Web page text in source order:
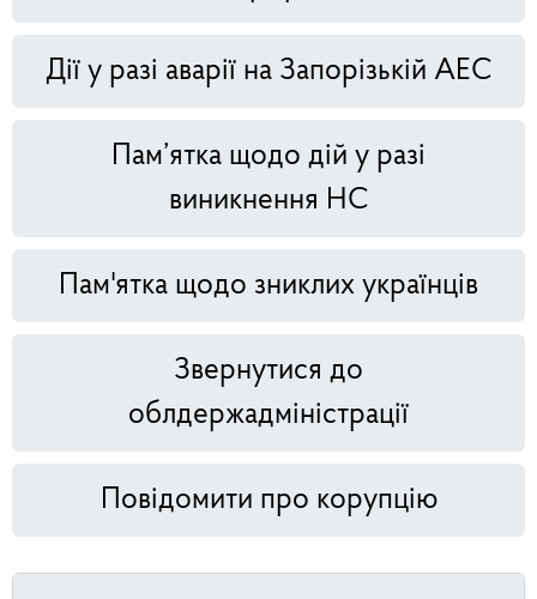
Дії у разі аварії на Запорізькій АЕС
Пам’ятка щодо дій у разі
виникнення НС
Пам'ятка щодо зниклих українців
Звернутися до
облдержадміністрації
Повідомити про корупцію